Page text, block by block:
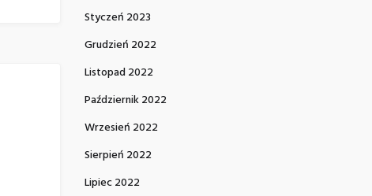
Styczeń 2023
Grudzień 2022
Listopad 2022
Październik 2022
Wrzesień 2022
Sierpień 2022
Lipiec 2022